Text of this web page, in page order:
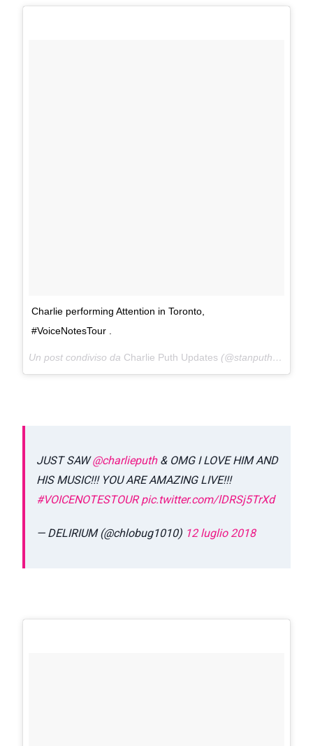
Charlie performing Attention in Toronto,
#VoiceNotesTour .
Un post condiviso da Charlie Puth Updates (@stanputh) in data:
JUST SAW@charlieputh& OMG I LOVE HIM AND
HIS MUSIC!!! YOU ARE AMAZING LIVE!!!
#VOICENOTESTOUR pic.twitter.com/lDRSj5TrXd
— DELIRIUM (@chlobug1010) 12 luglio 2018